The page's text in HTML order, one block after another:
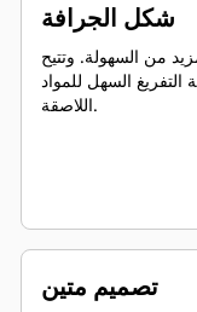
شكل الجرافة
من السهولة. وتتيح
التفريغ السهل للمواد
اللاصقة.
تصميم متين